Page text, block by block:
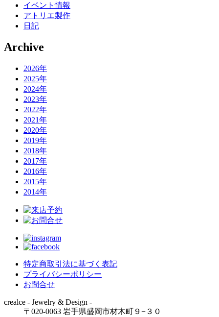
イベント情報
アトリエ製作
日記
Archive
2026年
2025年
2024年
2023年
2022年
2021年
2020年
2019年
2018年
2017年
2016年
2015年
2014年
特定商取引法に基づく表記
プライバシーポリシー
お問合せ
crealce - Jewelry & Design -
〒020-0063 岩手県盛岡市材木町９−３０